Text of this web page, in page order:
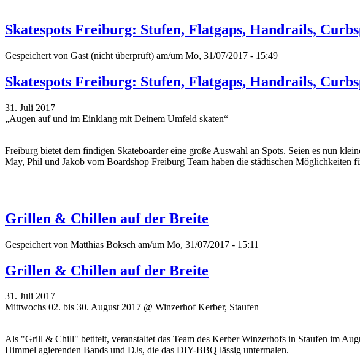
Skatespots Freiburg: Stufen, Flatgaps, Handrails,
Gespeichert von Gast (nicht überprüft) am/um Mo, 31/07/2017 - 15:49
Skatespots Freiburg: Stufen, Flatgaps, Handrails,
31. Juli 2017
„Augen auf und im Einklang mit Deinem Umfeld skaten“
Freiburg bietet dem findigen Skateboarder eine große Auswahl an Spots. Seien es nun
May, Phil und Jakob vom Boardshop Freiburg Team haben die städtischen Möglichkeiten
Grillen & Chillen auf der Breite
Gespeichert von Matthias Boksch am/um Mo, 31/07/2017 - 15:11
Grillen & Chillen auf der Breite
31. Juli 2017
Mittwochs 02. bis 30. August 2017 @ Winzerhof Kerber, Staufen
Als "Grill & Chill" betitelt, veranstaltet das Team des KerberWinzerhofs in Staufen im
Himmel agierenden Bands und DJs, die das DIY-BBQ lässig untermalen.